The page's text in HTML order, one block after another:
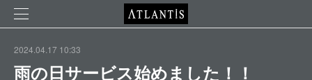
2024.04.17 10:33
雨の日サービス始めました！！